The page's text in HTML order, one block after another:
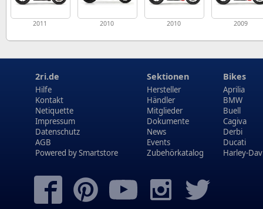
2011 2010 2010 2009
2ri.de
Hilfe
Kontakt
Netiquette
Impressum
Datenschutz
AGB
Powered bySmartstore
Sektionen
Hersteller
Händler
Mitglieder
Dokumente
News
Events
Zubehörkatalog
Bikes
Aprilia
BMW
Buell
Cagiva
Derbi
Ducati
Harley-